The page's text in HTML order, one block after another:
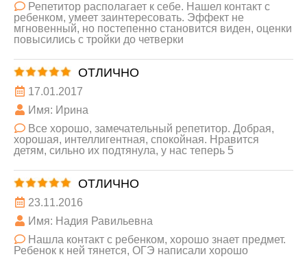
Репетитор располагает к себе. Нашел контакт с
ребенком, умеет заинтересовать. Эффект не
мгновенный, но постепенно становится виден, оценки
повысились с тройки до четверки
ОТЛИЧНО
17.01.2017
Имя: Ирина
Все хорошо, замечательный репетитор. Добрая,
хорошая, интеллигентная, спокойная. Нравится
детям, сильно их подтянула, у нас теперь 5
ОТЛИЧНО
23.11.2016
Имя: Надия Равильевна
Нашла контакт с ребенком, хорошо знает предмет.
Ребенок к ней тянется, ОГЭ написали хорошо